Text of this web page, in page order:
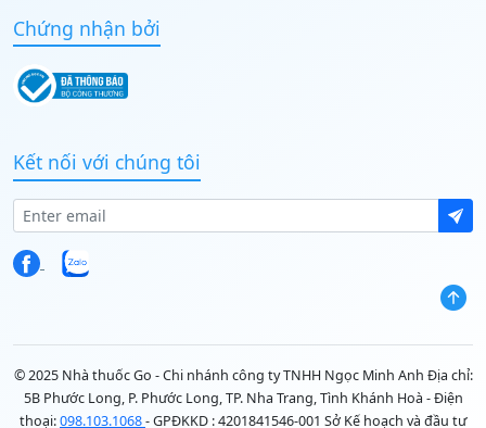
Chứng nhận bởi
Kết nối với chúng tôi
© 2025 Nhà thuốc Go - Chi nhánh công ty TNHH Ngọc Minh Anh Địa chỉ:
5B Phước Long, P. Phước Long, TP. Nha Trang, Tình Khánh Hoà - Điện
thoại:098.103.1068- GPĐKKD : 4201841546-001 Sở Kế hoạch và đầu tư